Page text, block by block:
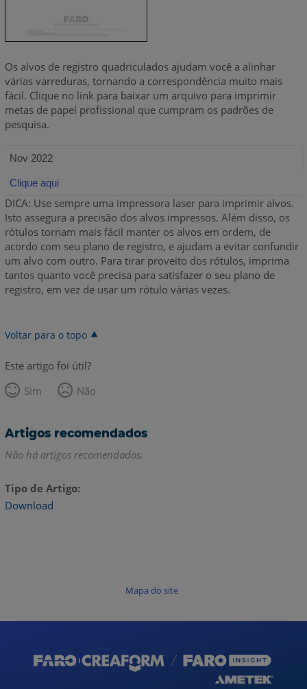
Os alvos de registro quadriculados ajudam você a alinhar
várias varreduras, tornando a correspondência muito mais
fácil. Clique no link para baixar um arquivo para imprimir
metas de papel profissional que cumpram os padrões de
pesquisa.
Nov 2022
Clique aqui
DICA: Use sempre uma impressora laser para imprimir alvos.
Isto assegura a precisão dos alvos impressos. Além disso, os
rótulos tornam mais fácil manter os alvos em ordem, de
acordo com seu plano de registro, e ajudam a evitar confundir
um alvo com outro. Para tirar proveito dos rótulos, imprima
tantos quanto você precisa para satisfazer o seu plano de
registro, em vez de usar um rótulo várias vezes.
Voltar para o topo
Este artigo foi útil?
Sim
Não
Artigos recomendados
Não há artigos recomendados.
Tipo de Artigo
Download
Mapa do site